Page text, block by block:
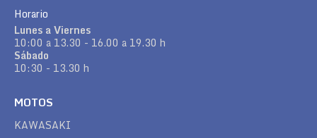
Horario
Lunes a Viernes
10:00 a 13.30 - 16.00 a 19.30 h
Sábado
10:30 - 13.30 h
MOTOS
KAWASAKI